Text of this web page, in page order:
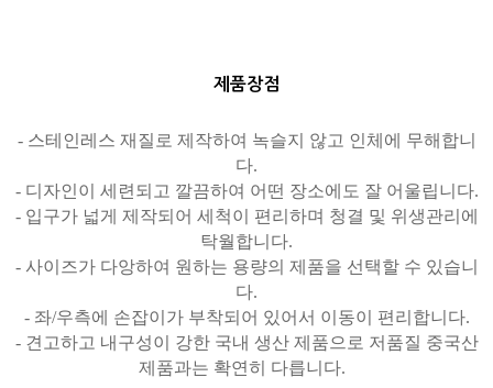
제품장점
- 스테인레스 재질로 제작하여 녹슬지 않고 인체에 무해합니
다.
- 디자인이 세련되고 깔끔하여 어떤 장소에도 잘 어울립니다.
- 입구가 넓게 제작되어 세척이 편리하며 청결 및 위생관리에
탁월합니다.
- 사이즈가 다앙하여 원하는 용량의 제품을 선택할 수 있습니
다.
- 좌/우측에 손잡이가 부착되어 있어서 이동이 편리합니다.
- 견고하고 내구성이 강한 국내 생산 제품으로 저품질 중국산
제품과는 확연히 다릅니다.